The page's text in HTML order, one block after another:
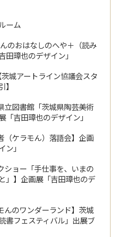
ーム
のおはなしのへや＋（読み
田璋也のデザイン」
城アートライン協議会スタ
立図書館「茨城県陶芸美術
「吉田璋也のデザイン」
（ケラモん）落語会】企画
ン」
ショー「手仕事を、いまの
」】企画展「吉田璋也のデ
んのワンダーランド】茨城
書フェスティバル」出展ブ